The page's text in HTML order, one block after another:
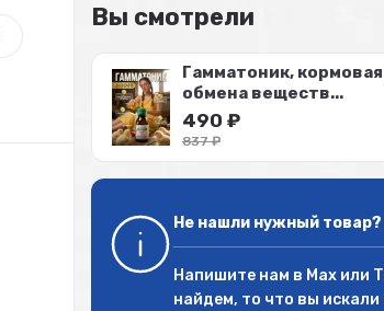
Вы смотрели
Гамматоник,
обмена веществ...
490₽
837₽
Не нашли нужный товар?
Напишите нам в Maxили
найдем, то что вы